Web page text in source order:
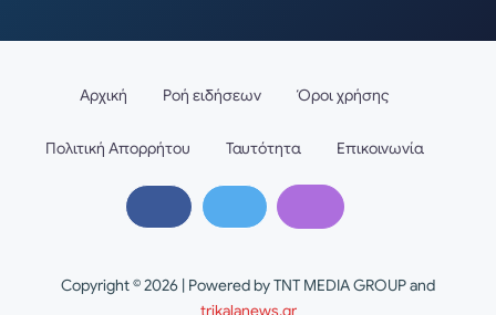
Copyright © 2026 | Powered by TNT MEDIA GROUP and
trikalanews.gr
Αρχική Ροή ειδήσεων Όροι χρήσης
Πολιτική Απορρήτου Ταυτότητα Επικοινωνία